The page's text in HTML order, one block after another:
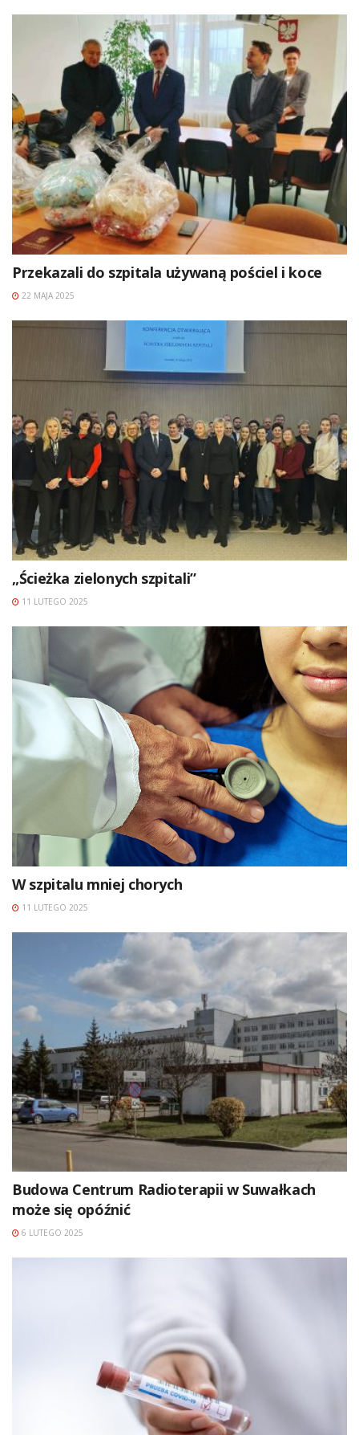
Przekazali do szpitala używaną pościel i koce
22 MAJA 2025
„Ścieżka zielonych szpitali”
11 LUTEGO 2025
W szpitalu mniej chorych
11 LUTEGO 2025
Budowa Centrum Radioterapii w Suwałkach
może się opóźnić
6 LUTEGO 2025